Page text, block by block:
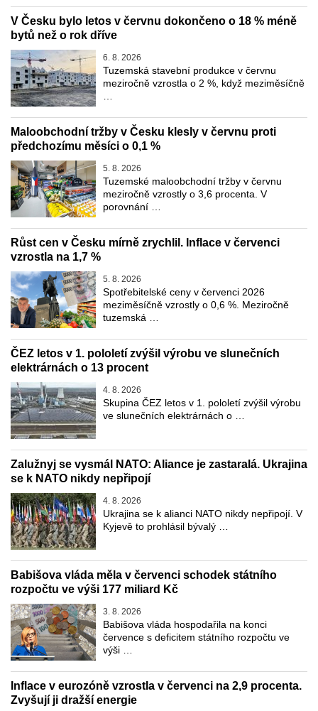
V Česku bylo letos v červnu dokončeno o 18 % méně
bytů než o rok dříve
6. 8. 2026
Tuzemská stavební produkce v červnu
meziročně vzrostla o 2 %, když meziměsíčně
Maloobchodní tržby v Česku klesly v červnu proti
předchozímu měsíci o 0,1 %
5. 8. 2026
Tuzemské maloobchodní tržby v červnu
meziročně vzrostly o 3,6 procenta. V
porovnání …
Růst cen v Česku mírně zrychlil. Inflace v červenci
vzrostla na 1,7 %
5. 8. 2026
Spotřebitelské ceny v červenci 2026
meziměsíčně vzrostly o 0,6 %. Meziročně
tuzemská …
ČEZ letos v 1. pololetí zvýšil výrobu ve slunečních
elektrárnách o 13 procent
4. 8. 2026
Skupina ČEZ letos v 1. pololetí zvýšil výrobu
ve slunečních elektrárnách o …
Zalužnyj se vysmál NATO: Aliance je zastaralá. Ukrajina
se k NATO nikdy nepřipojí
4. 8. 2026
Ukrajina se k alianci NATO nikdy nepřipojí. V
Kyjevě to prohlásil bývalý …
Babišova vláda měla v červenci schodek státního
rozpočtu ve výši 177 miliard Kč
3. 8. 2026
Babišova vláda hospodařila na konci
července s deficitem státního rozpočtu ve
výši …
Inflace v eurozóně vzrostla v červenci na 2,9 procenta.
Zvyšují ji dražší energie